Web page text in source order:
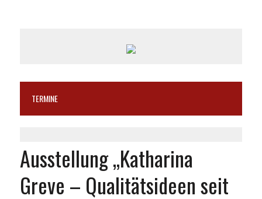
TERMINE
Ausstellung „Katharina
Greve – Qualitätsideen seit